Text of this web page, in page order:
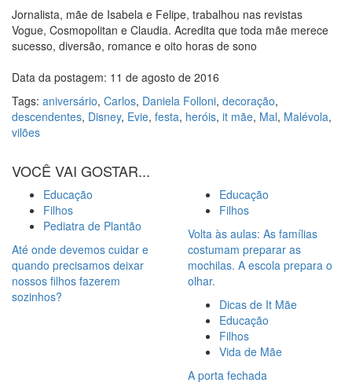
Jornalista, mãe de Isabela e Felipe, trabalhou nas revistas
Vogue, Cosmopolitan e Claudia. Acredita que toda mãe merece
sucesso, diversão, romance e oito horas de sono
Data da postagem: 11 de agosto de 2016
Tags: aniversário, Carlos, Daniela Folloni, decoração,
descendentes, Disney, Evie, festa, heróis, it mãe, Mal, Malévola,
vilões
VOCÊ VAI GOSTAR...
Educação
Filhos
Pediatra de Plantão
Até onde devemos cuidar e
quando precisamos deixar
nossos filhos fazerem
sozinhos?
Educação
Filhos
Volta às aulas: As famílias
costumam preparar as
mochilas. A escola prepara o
olhar.
Dicas de It Mãe
Educação
Filhos
Vida de Mãe
A porta fechada